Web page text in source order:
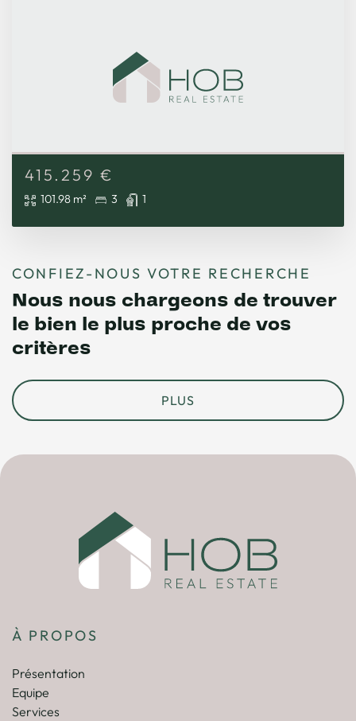
415.259 €
101.98 m² 3 1
CONFIEZ-NOUS VOTRE RECHERCHE
Nous nous chargeons de trouver
le bien le plus proche de vos
critères
PLUS
À PROPOS
Présentation
Equipe
Services